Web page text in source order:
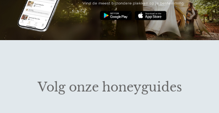
Lees over Yalou's ervaring
Volg onze honeyguides